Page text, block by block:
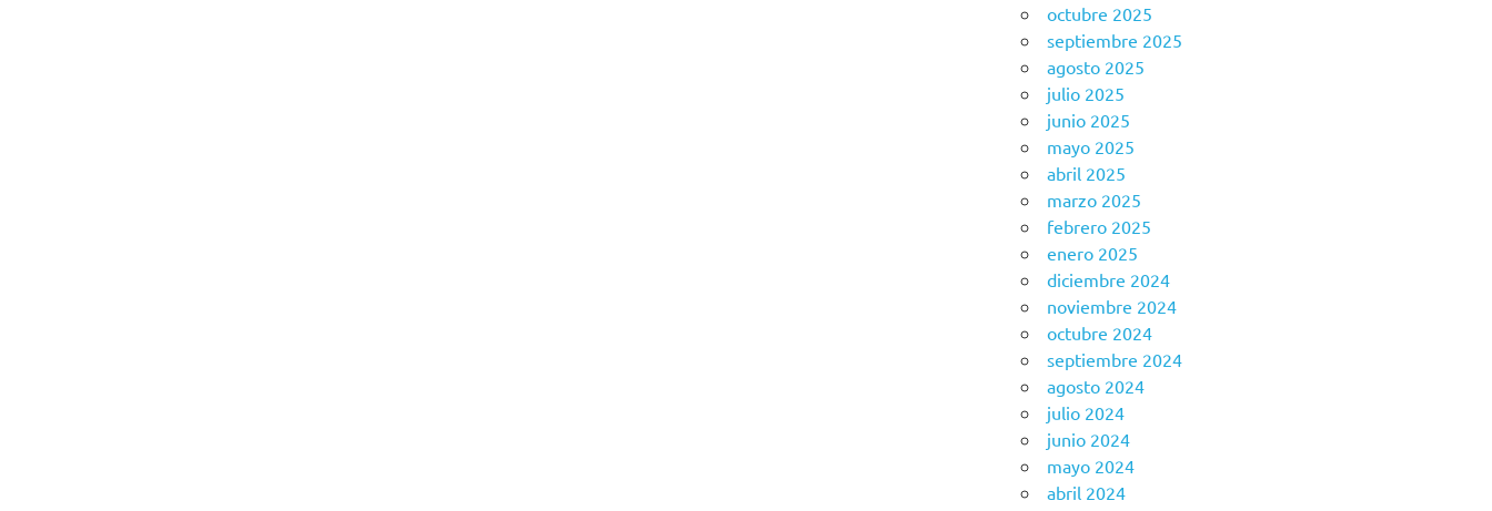
octubre 2025
septiembre 2025
agosto 2025
julio 2025
junio 2025
mayo 2025
abril 2025
marzo 2025
febrero 2025
enero 2025
diciembre 2024
noviembre 2024
octubre 2024
septiembre 2024
agosto 2024
julio 2024
junio 2024
mayo 2024
abril 2024